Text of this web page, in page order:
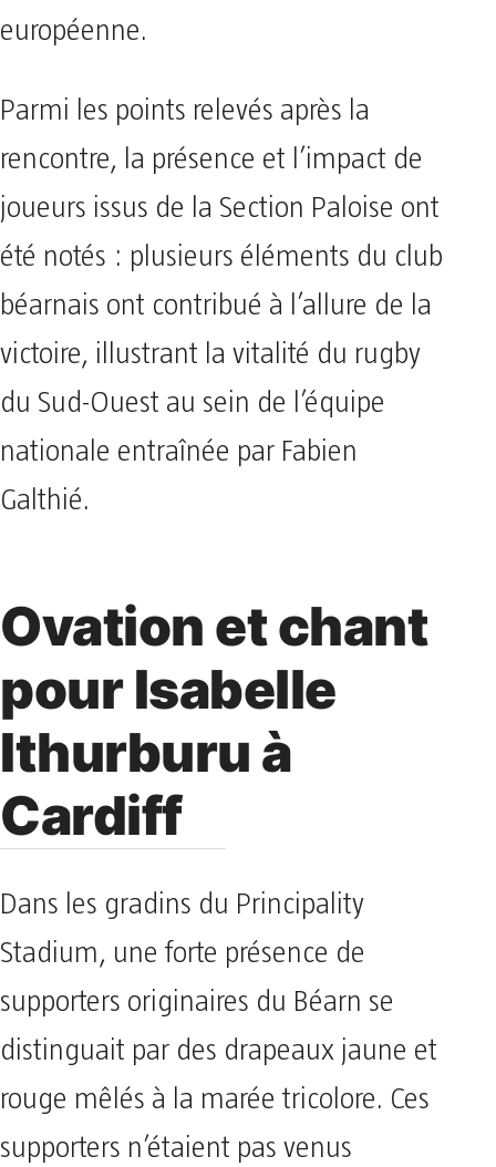
européenne.
Parmi les points relevés après la
rencontre, la présence et l’impact de
joueurs issus de la Section Paloise ont
été notés : plusieurs éléments du club
béarnais ont contribué à l’allure de la
victoire, illustrant la vitalité du rugby
du Sud-Ouest au sein de l’équipe
nationale entraînée par Fabien
Galthié.
Ovation et chant
pour Isabelle
Ithurburu à
Cardiff
Dans les gradins du Principality
Stadium, une forte présence de
supporters originaires du Béarn se
distinguait par des drapeaux jaune et
rouge mêlés à la marée tricolore. Ces
supporters n’étaient pas venus